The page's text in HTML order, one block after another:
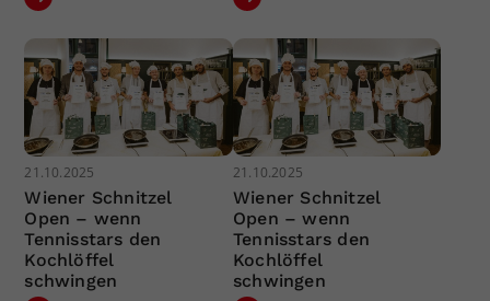
21.10.2025
Wiener Schnitzel
Open – wenn
Tennisstars den
Kochlöffel
schwingen
21.10.2025
Wiener Schnitzel
Open – wenn
Tennisstars den
Kochlöffel
schwingen